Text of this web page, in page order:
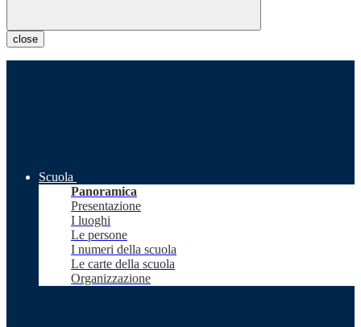
close
Scuola
Panoramica
Presentazione
I luoghi
Le persone
I numeri della scuola
Le carte della scuola
Organizzazione